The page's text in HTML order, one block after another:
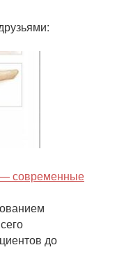
современные
до